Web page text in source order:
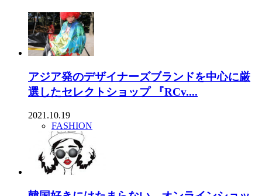
アジア発のデザイナーズブランドを中心に厳
選したセレクトショップ 『RCv....
2021.10.19
FASHION